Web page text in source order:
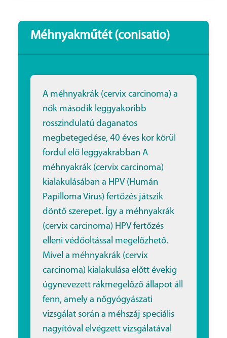
Méhnyakműtét (conisatio)
A méhnyakrák (cervix carcinoma) a
nők második leggyakoribb
rosszindulatú daganatos
megbetegedése, 40 éves kor körül
fordul elő leggyakrabban A
méhnyakrák (cervix carcinoma)
kialakulásában a HPV (Humán
Papilloma Vírus) fertőzés játszik
döntő szerepet. Így a méhnyakrák
(cervix carcinoma) HPV fertőzés
elleni védőoltással megelőzhető.
Mivel a méhnyakrák (cervix
carcinoma) kialakulása előtt évekig
úgynevezett rákmegelőző állapot áll
fenn, amely a nőgyógyászati
vizsgálat során a méhszáj speciális
nagyítóval elvégzett vizsgálatával